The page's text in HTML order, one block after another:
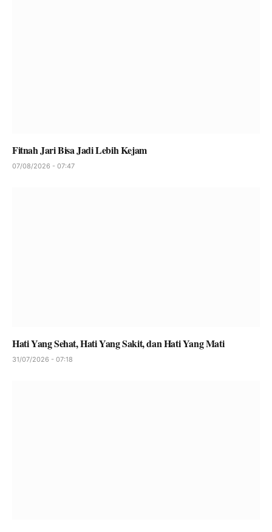
Fitnah Jari Bisa Jadi Lebih Kejam
07/08/2026 - 07:47
Hati Yang Sehat, Hati Yang Sakit, dan Hati Yang Mati
31/07/2026 - 07:18